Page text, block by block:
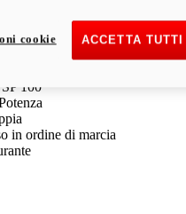
kW: 18.890 € i
più
100
in ordine di marcia
ACCETTA
cookie